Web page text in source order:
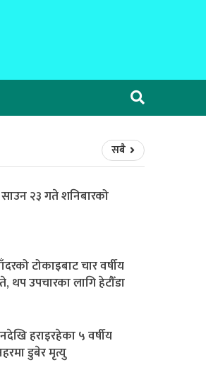
सबै
२३ गते शनिबारको
टोकाइबाट चार वर्षीय
थप उपचारका लागि हेटौँडा
हराइरहेका ५ वर्षीय
डुबेर मृत्यु